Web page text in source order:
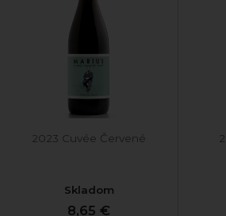
2023 Cuvée Červené
Skladom
8,65 €